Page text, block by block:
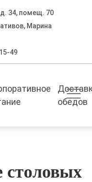
д. 34, помещ. 70
Марина
49
обедов
столовых